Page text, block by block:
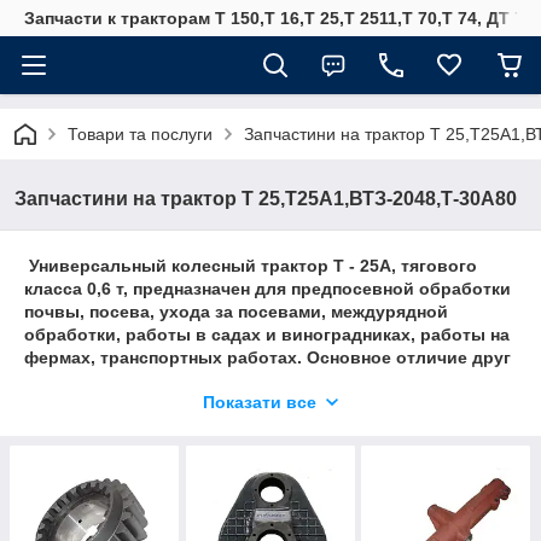
Запчасти к тракторам Т 150,Т 16,Т 25,Т 2511,Т 70,Т 74, ДТ
Товари та послуги Запчастини на трактор Т
Запчастини на трактор Т 25,Т25А1,ВТЗ-2048,Т-30А80
Универсальный колесный трактор Т - 25А, тягового
класса 0,6 т, предназначен для предпосевной обработки
почвы, посева, ухода за посевами, междурядной
обработки, работы в садах и виноградниках, работы на
фермах, транспортных работах. Основное отличие друг
на Т-25А3 - съемный каркас безопасности. Выпускалась
дизель Д21А1 мощностью 25 л.с. с электростартерным
запуском. В задней части расположен зависимый
односкоростной ВОМ. Тракторы оборудуются
Показати все